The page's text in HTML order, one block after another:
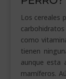
Los cereales
como
tienen
aunque esta
mamíferos.